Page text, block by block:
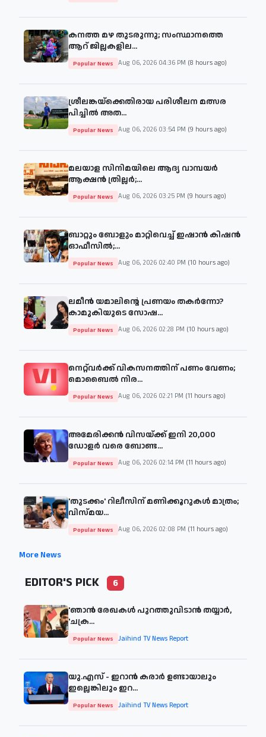
കനത്ത മഴ തുടരുന്നു; സംസ്ഥാനത്തെ
ആറ് ജില്ലകളില...
Popular News Aug 06, 2026 04:36 PM (8 hours ago)
ശ്രീലങ്കയ്‌ക്കെതിരായ പരിശീലന മത്സര
പിച്ചിൽ അത...
Popular News Aug 06, 2026 03:54 PM (9 hours ago)
മലയാള സിനിമയിലെ ആദ്യ വാമ്പയർ
ആക്ഷൻ ത്രില്ലർ;...
Popular News Aug 06, 2026 03:25 PM (9 hours ago)
ബാറ്റും ബോളും മാറ്റിവെച്ച് ഇഷാൻ കിഷൻ
ഓഫീസിൽ;...
Popular News Aug 06, 2026 02:40 PM (10 hours ago)
ലമീൻ യമാലിന്റെ പ്രണയം തകർന്നോ?
കാമുകിയുടെ സോഷ...
Popular News Aug 06, 2026 02:28 PM (10 hours ago)
നെറ്റ്‌വർക്ക് വികസനത്തിന് പണം വേണം;
മൊബൈൽ നിര...
Popular News Aug 06, 2026 02:21 PM (11 hours ago)
അമേരിക്കൻ വിസയ്ക്ക് ഇനി 20,000
ഡോളർ വരെ ബോണ്ട...
Popular News Aug 06, 2026 02:14 PM (11 hours ago)
'തുടക്കം' റിലീസിന് മണിക്കൂറുകൾ മാത്രം;
വിസ്മയ...
Popular News Aug 06, 2026 02:08 PM (11 hours ago)
More News
EDITOR'S PICK 6
'ഞാന്‍ രേഖകള്‍ പുറത്തുവിടാന്‍ തയ്യാര്‍,
'ചക്ര...
Popular News Jaihind TV News Report
യു.എസ് - ഇറാൻ കരാർ ഉണ്ടായാലും
ഇല്ലെങ്കിലും ഇറ...
Popular News Jaihind TV News Report